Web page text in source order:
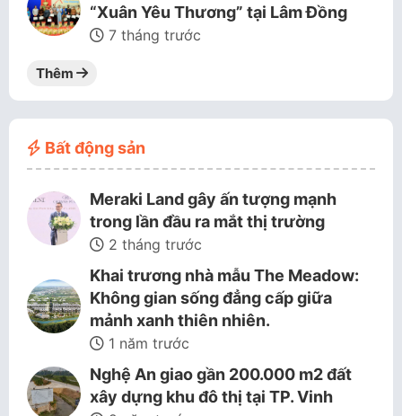
“Xuân Yêu Thương” tại Lâm Đồng
7 tháng trước
Thêm
Bất động sản
Meraki Land gây ấn tượng mạnh
trong lần đầu ra mắt thị trường
2 tháng trước
Khai trương nhà mẫu The Meadow:
Không gian sống đẳng cấp giữa
mảnh xanh thiên nhiên.
1 năm trước
Nghệ An giao gần 200.000 m2 đất
xây dựng khu đô thị tại TP. Vinh